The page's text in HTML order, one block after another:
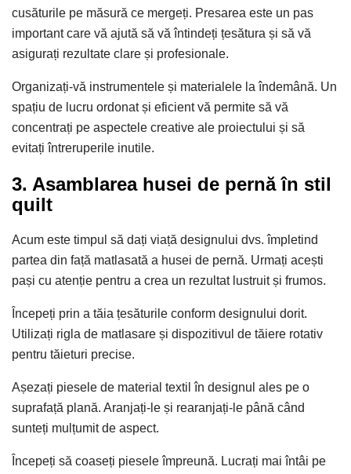
cusăturile pe măsură ce mergeți. Presarea este un pas
important care vă ajută să vă întindeți țesătura și să vă
asigurați rezultate clare și profesionale.
Organizați-vă instrumentele și materialele la îndemână. Un
spațiu de lucru ordonat și eficient vă permite să vă
concentrați pe aspectele creative ale proiectului și să
evitați întreruperile inutile.
3. Asamblarea husei de pernă în stil
quilt
Acum este timpul să dați viață designului dvs. împletind
partea din față matlasată a husei de pernă. Urmați acești
pași cu atenție pentru a crea un rezultat lustruit și frumos.
Începeți prin a tăia țesăturile conform designului dorit.
Utilizați rigla de matlasare și dispozitivul de tăiere rotativ
pentru tăieturi precise.
Așezați piesele de material textil în designul ales pe o
suprafață plană. Aranjați-le și rearanjați-le până când
sunteți mulțumit de aspect.
Începeți să coaseți piesele împreună. Lucrați mai întâi pe